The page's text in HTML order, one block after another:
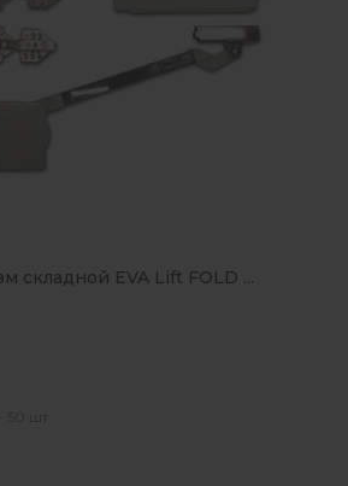
складной EVA Lift FOLD ...
50 шт